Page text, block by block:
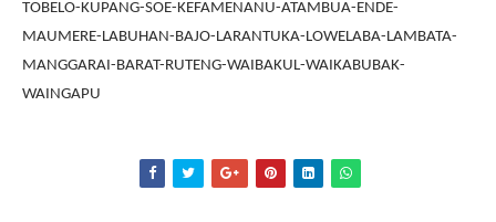
TOBELO-KUPANG-SOE-KEFAMENANU-ATAMBUA-ENDE-
MAUMERE-LABUHAN-BAJO-LARANTUKA-LOWELABA-LAMBATA-
MANGGARAI-BARAT-RUTENG-WAIBAKUL-WAIKABUBAK-
WAINGAPU